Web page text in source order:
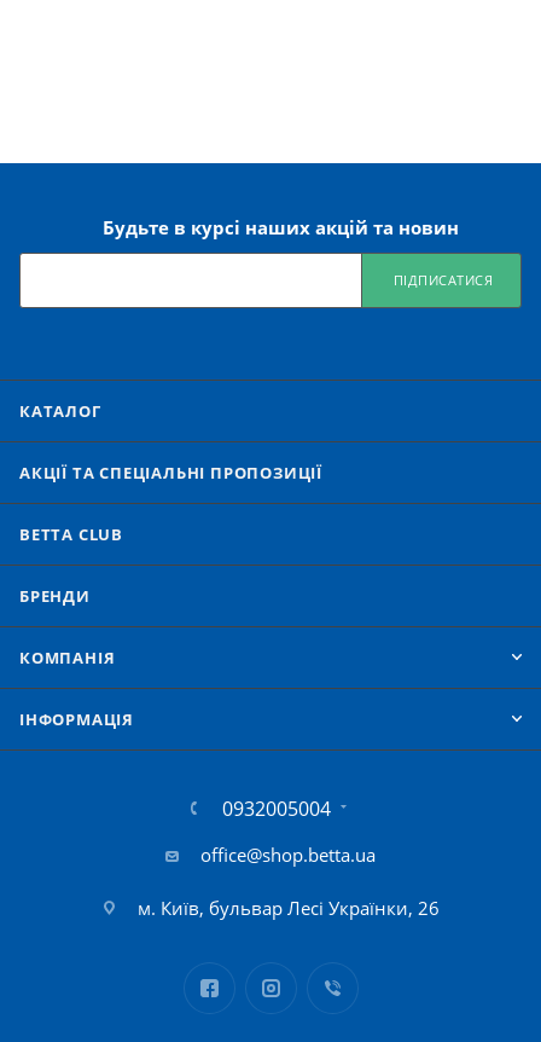
Будьте в курсі наших акцій та новин
ПІДПИСАТИСЯ
КАТАЛОГ
АКЦІЇ ТА СПЕЦІАЛЬНІ ПРОПОЗИЦІЇ
BETTA CLUB
БРЕНДИ
КОМПАНІЯ
IНФОРМАЦІЯ
0932005004
office@shop.betta.ua
м. Київ, бульвар Лесі Українки, 26